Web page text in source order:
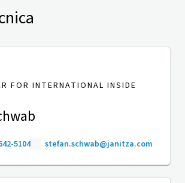
FOR INTERNATIONAL INSIDE
5104 stefan.schwab@janitza.com